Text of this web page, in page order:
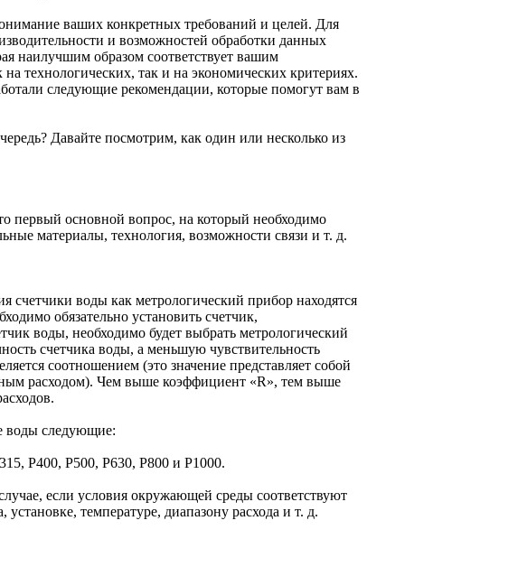
ваших конкретных требований и целей. Для
и возможностей обработки данных
наилучшим образом соответствует вашим
технологических, так и на экономических критериях.
следующие рекомендации, которые помогут вам в
Давайте посмотрим, как один или несколько из
первый основной вопрос, на который необходимо
материалы, технология, возможности связи и т. д.
счетчики воды как метрологический прибор находятся
обязательно установить счетчик,
воды, необходимо будет выбрать метрологический
счетчика воды, а меньшую чувствительность
соотношением (это значение представляет собой
расходом). Чем выше коэффициент «R», тем выше
воды следующие:
Р400, Р500, Р630, Р800 и Р1000.
если условия окружающей среды соответствуют
температуре, диапазону расхода и т. д.